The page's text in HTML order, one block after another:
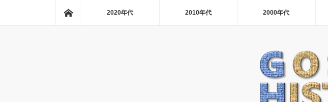
2020年代 2010年代 2000年代